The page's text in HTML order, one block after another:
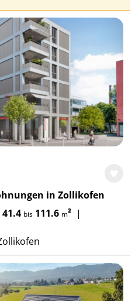
in Zollikofen
41.4 bis 111.6 m² |